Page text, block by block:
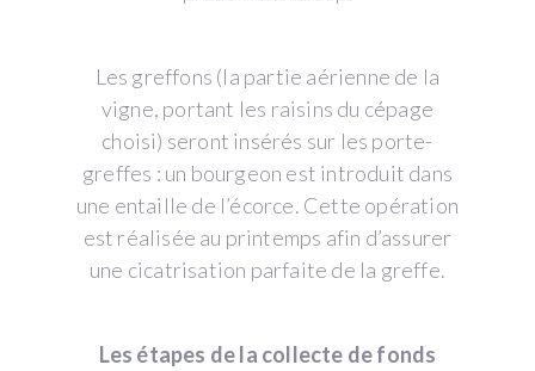
Les greffons (la partie aérienne de la
vigne, portant les raisins du cépage
choisi) seront insérés sur les porte-
greffes : un bourgeon est introduit dans
une entaille de l’écorce. Cette opération
est réalisée au printemps afin d’assurer
une cicatrisation parfaite de la greffe.
Les étapes de la collecte de fonds